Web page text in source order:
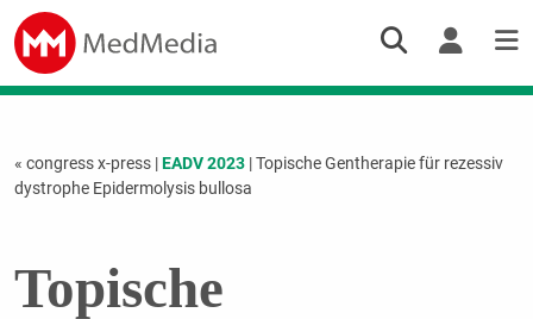
« congress x-press |EADV 2023| Topische Gentherapie für rezessiv
dystrophe Epidermolysis bullosa
Topische